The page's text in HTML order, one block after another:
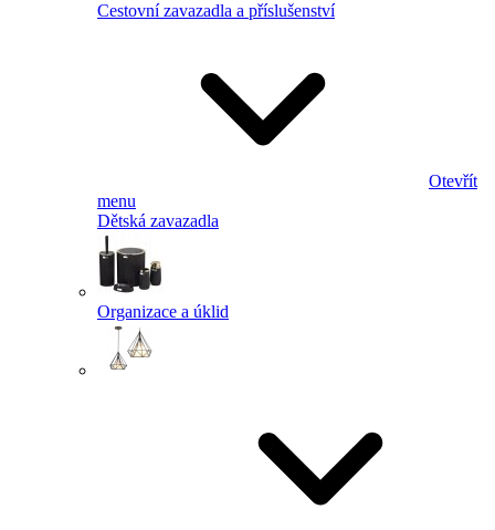
Cestovní zavazadla a příslušenství
Otevřít
menu
Dětská zavazadla
Organizace a úklid